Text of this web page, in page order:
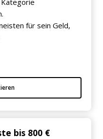
für sein Geld,
bis 800 €